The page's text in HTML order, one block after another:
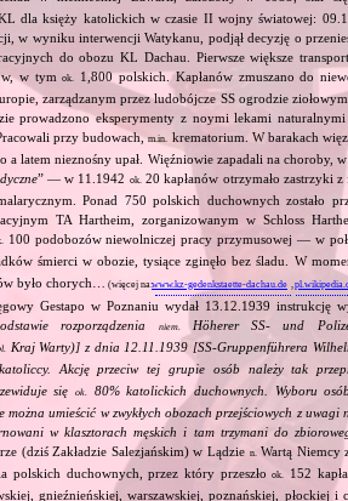
dla księży katolickich w czasie II wojny światowej:
w wyniku interwencji Watykanu, podjął decyzję o
do obozu KL Dachau. Pierwsze większe
w tymok. 1,800 polskich. Kapłanów zmuszano do
zarządzanym przez ludobójcze SS ogrodzie
prowadzono eksperymenty z noymi lekami
przy budowach,m.in.
krematorium. W barakach
a latem nieznośny upał. Więźniowie zapadali na choroby,
” — w 11.1942 ok. 20 kapłanów otrzymało zastrzyki
Ponad 750 polskich duchownych zostało
TA Hartheim, zorganizowanym w Schloss
100 podobozów niewolniczej pracy przymusowej — w
śmierci w obozie, tysiące zginęło bez śladu. W
było chorych…
(więcej na:www.kz-gedenkstaette-dachau.de ,
Gestapo w Poznaniu wydał 13.12.1939
rozporządzenia niem. Höherer SS‐ und
Kraj Warty)] z dnia 12.11.1939 [SS‐Gruppenführera
Akcję przeciw tej grupie osób należy tak
się ok.
80% katolickich duchownych. Wyboru
można umieścić w zwykłych obozach przejściowych z
w klasztorach męskich i tam trzymani do
(dziś Zakładzie Salezjańskim) w Lądzie n. Wartą Niemcy
polskich duchownych, przez który przeszłook.
152
gnieźnieńskiej, warszawskiej, poznańskiej,